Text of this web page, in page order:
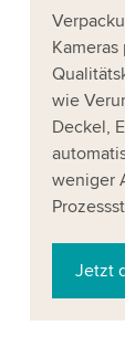
wie
Deckel,
weniger
Jetzt